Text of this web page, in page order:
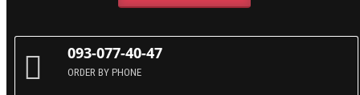
093-077-40-47
ORDER BY PHONE